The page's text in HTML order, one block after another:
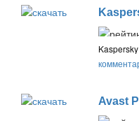
Avast